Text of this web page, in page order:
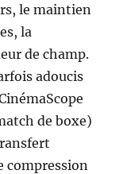
le maintien
la
de champ.
adoucis
de boxe)
compression